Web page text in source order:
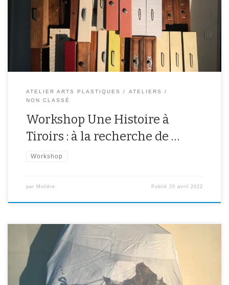
tiroirs. Vous partez à sa recherche en explorant chacun un tiroir.
Passé, présent, futur à vous de choisir quand, où, comment, dans
quelles circonstances vous retrouverez des indices […]
ATELIER ARTS PLASTIQUES
ATELIERS
NON CLASSÉ
Workshop Une Histoire à
Tiroirs : à la recherche de …
Workshop
par Molière Publié 20 avril 2022
La classe NSA a participé le 12 avril 2022 à un workshop imaginé
par leur professeur d’arts plastiques pour lequel ils devaient, à